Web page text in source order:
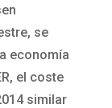
se
economía
el coste
similar